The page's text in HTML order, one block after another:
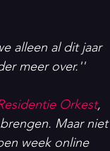
alleen al dit jaar
meer over.''
Orkest,
Maar niet
week online